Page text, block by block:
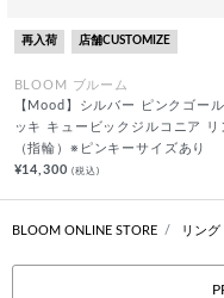
再入荷 店舗CUSTOMIZE
BLOOM ブルーム
【Mood】シルバー ピンクゴー
ッキ キュービックジルコニア リ
（指輪）※ピンキーサイズあり
¥14,300(税込)
BLOOM ONLINE STORE リング